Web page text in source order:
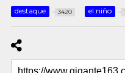
destaque 3420 el niño